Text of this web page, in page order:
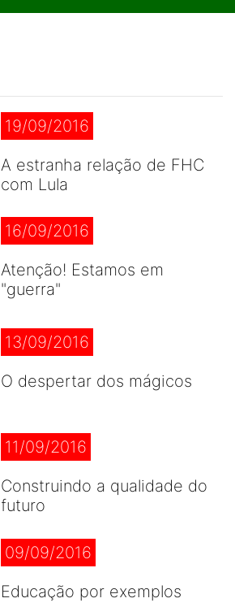
19/09/2016
A estranha relação de FHC
com Lula
16/09/2016
Atenção! Estamos em
"guerra"
13/09/2016
O despertar dos mágicos
11/09/2016
Construindo a qualidade do
futuro
09/09/2016
Educação por exemplos